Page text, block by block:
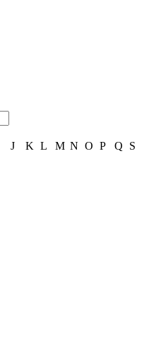
J K L M N O P Q
S